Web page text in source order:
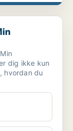
dig ikke kun
hvordan du